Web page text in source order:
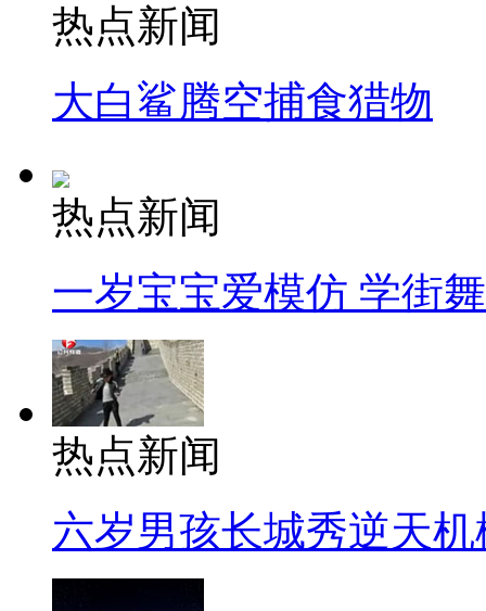
热点新闻
大白鲨腾空捕食猎物
热点新闻
一岁宝宝爱模仿 学街
热点新闻
六岁男孩长城秀逆天机